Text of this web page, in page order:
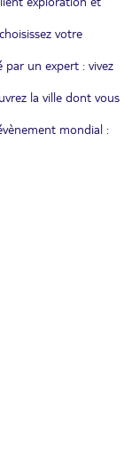
votre
un expert : vivez
la ville dont vous
mondial :